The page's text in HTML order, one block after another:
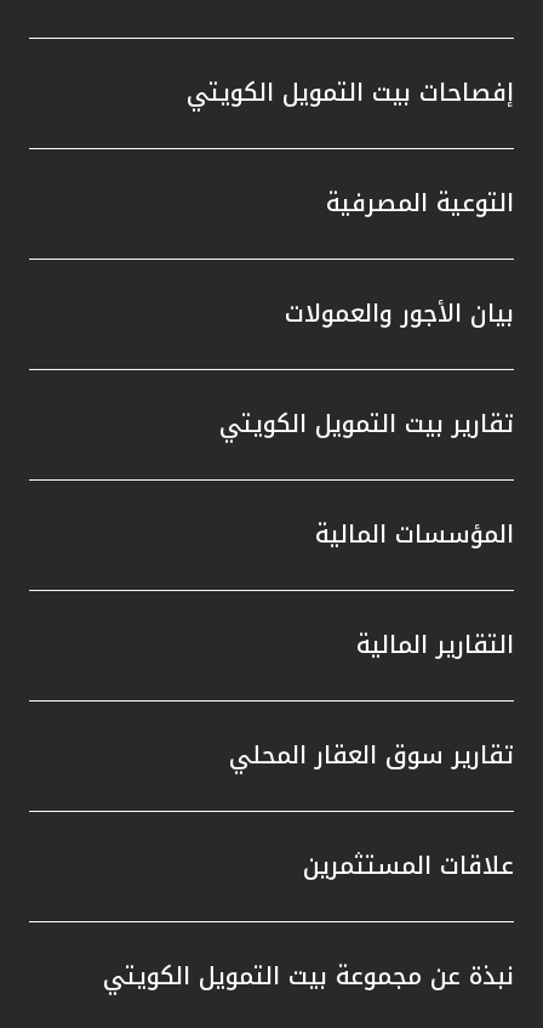
إفصاحات بيت التمويل الكويتي
التوعية المصرفية
بيان الأجور والعمولات
تقارير بيت التمويل الكويتي
المؤسسات المالية
التقارير المالية
تقارير سوق العقار المحلي
علاقات المستثمرين
نبذة عن مجموعة بيت التمويل الكويتي